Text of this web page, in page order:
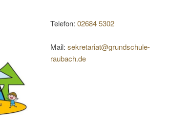
Telefon: 02684 5302
Mail: sekretariat@grundschule-
raubach.de